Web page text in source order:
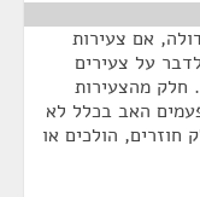
אם צעירות
על צעירים
חלק מהצעירות
האב בכלל לא
חוזרים, הולכים או